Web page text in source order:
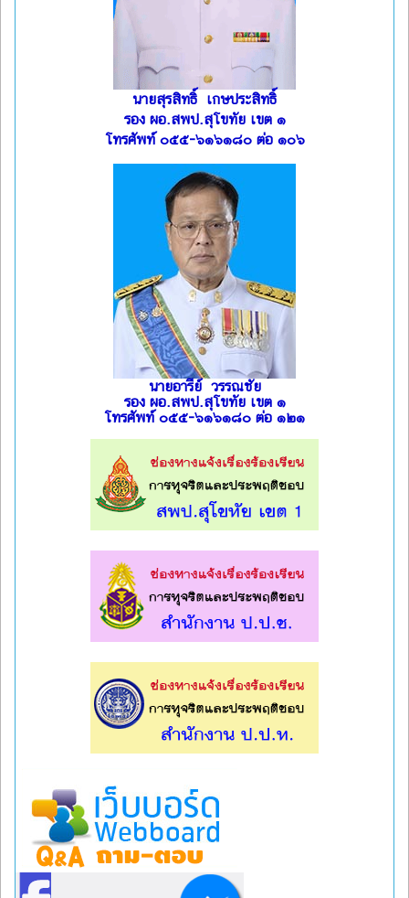
นายสุรสิทธิ์ เกษประสิทธิ์
รอง ผอ.สพป.สุโขทัย เขต ๑
โทรศัพท์ ๐๕๕-๖๑๖๑๘๐ ต่อ ๑๐๖
นายอารีย์ วรรณชัย
รอง ผอ.สพป.สุโขทัย เขต ๑
โทรศัพท์ ๐๕๕-๖๑๖๑๘๐ ต่อ ๑๒๑